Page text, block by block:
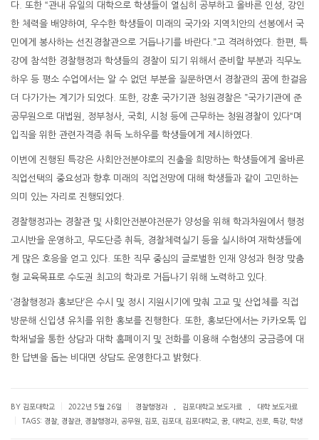
다. 또한 “관내 유일의 대학으로 학생들이 열심히 공부하고 올바른 인성, 강인
한 체력을 배양하여, 우수한 학생들이 미래의 국가와 지역치안의 선봉에서 국
민에게 봉사하는 선진경찰관으로 거듭나기를 바란다.”고 격려하였다. 한편, 특
강에 참석한 경찰행정과 학생들의 경찰이 되기 위해서 준비할 부분과 직무노
하우 등 평소 수업에서는 알 수 없던 부분을 질문하면서 경찰관의 꿈에 한걸음
더 다가가는 계기가 되었다. 또한, 강훈 국가기관 청원경찰은 ”국가기관에 준
공무원으로 대법원, 정부청사, 국회, 시청 등에 근무하는 청원경찰이 있다“며
입직을 위한 관련자격증 취득 노하우를 학생들에게 제시하였다.
이번에 진행된 특강은 사회안전분야로의 진출을 희망하는 학생들에게 올바른
직업선택의 중요성과 향후 미래의 직업전망에 대해 학생들과 같이 고민하는
의미 있는 자리로 진행되었다.
경찰행정과는 경찰관 및 사회안전분야전문가 양성을 위해 학과차원에서 행정
고시반을 운영하고, 무도단증 취득, 경찰체력실기 등을 실시하여 재학생들에
게 많은 호응을 얻고 있다. 또한 직무 중심의 글로벌한 인재 양성과 현장 맞춤
형 교육목표로 수도권 최고의 학과로 거듭나기 위해 노력하고 있다.
‘경찰행정과 홍보단’은 수시 및 정시 지원시기에 맞춰 고교 및 산업체를 직접
방문해 신입생 유치를 위한 홍보를 진행한다. 또한, 홍보단에서는 카카오톡 입
학채널을 통한 상담과 대학 홈페이지 및 전화를 이용해 수험생의 궁금증에 대
한 답변을 돕는 비대면 상담도 운영한다고 밝혔다.
BY 김포대학교 2022년 5월 26일 경찰행정과 김포대학교 보도자료 대학 보도자료
TAGS: 경찰, 경찰관, 경찰행정과 공무원 김포 김포대 김포대학교 꿈 대학교 진로 특강, 학생